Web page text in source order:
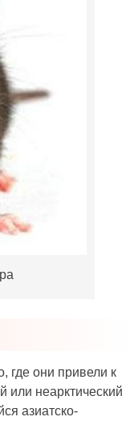
где они привели к
или неарктический
азиатско-